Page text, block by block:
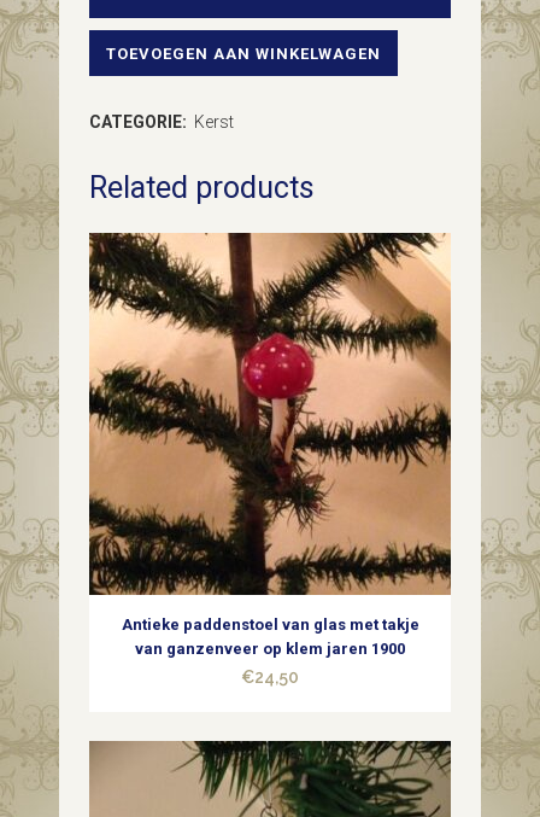
Oude
dun
geblazen
glas
zilver
midden
quantity
TOEVOEGEN AAN WINKELWAGEN
CATEGORIE: Kerst
Related products
Antieke paddenstoel van glas met takje
van ganzenveer op klem jaren 1900
€24,50